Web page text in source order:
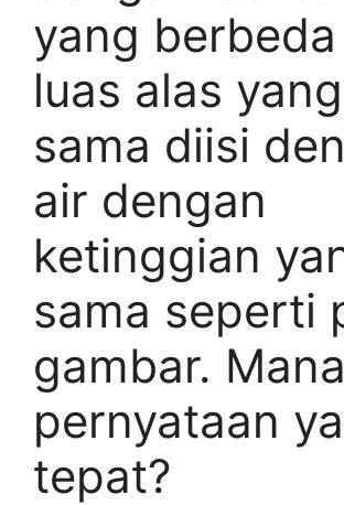
yang
luas alas yang
sama diisi
air dengan
ketinggian
sama seperti
gambar.
pernyataan
tepat?